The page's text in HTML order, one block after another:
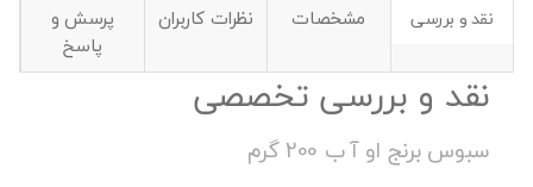
نقد و بررسی مشخصات نظرات کاربران
پرسش و
پاسخ
نقد و بررسی تخصصی
سبوس برنج او آ ب 200 گرم